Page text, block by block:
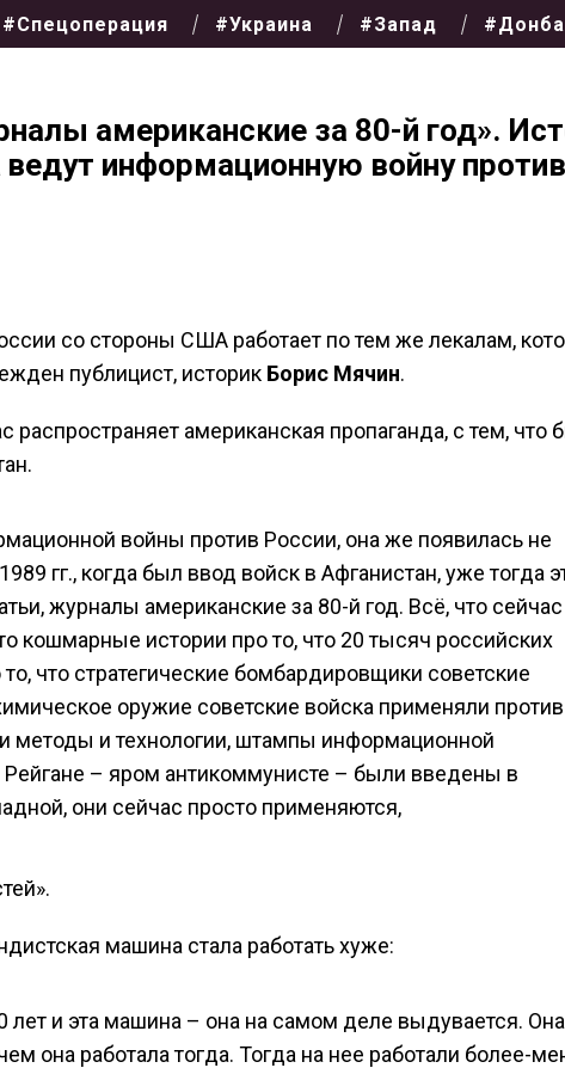
#Спецоперация #Украина #Запад
американские за 80-й год».
информационную войну против
со стороны США работает по тем же лекалам,
публицист, историк Борис Мячин.
распространяет американская пропаганда, с тем, что
войны против России, она же появилась не
гг., когда был ввод войск в Афганистан, уже тогда
журналы американские за 80-й год. Всё, что
кошмарные истории про то, что 20 тысяч российских
что стратегические бомбардировщики советские
оружие советские войска применяли против
методы и технологии, штампы информационной
– яром антикоммунисте – были введены в
они сейчас просто применяются,
машина стала работать хуже:
и эта машина – она на самом деле выдувается. Она
она работала тогда. Тогда на нее работали более-